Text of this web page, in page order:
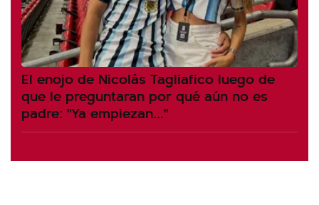
El enojo de Nicolás Tagliafico luego de
que le preguntaran por qué aún no es
padre: "Ya empiezan..."